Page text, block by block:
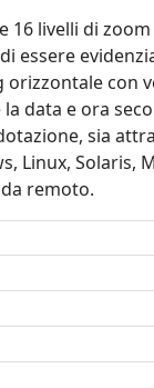
livelli di
essere
con
data e ora
sia
Solaris,
remoto.